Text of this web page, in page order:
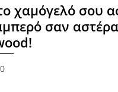
χαμόγελό σου
σαν